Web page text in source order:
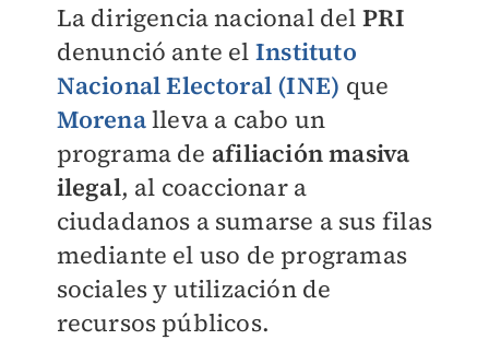
La dirigencia nacional del PRI
denunció ante el Instituto
Nacional Electoral (INE) que
Morenalleva a cabo un
programa de afiliación masiva
ilegal, al coaccionar a
ciudadanos a sumarse a sus filas
mediante el uso de programas
sociales y utilización de
recursos públicos.